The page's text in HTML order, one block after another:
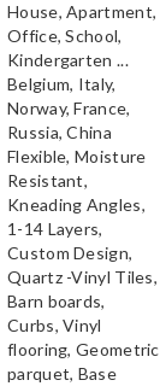
House, Apartment,
Office, School,
Kindergarten ...
Belgium, Italy,
Norway, France,
Russia, China
Flexible, Moisture
Resistant,
Kneading Angles,
1-14 Layers,
Custom Design,
Quartz -Vinyl Tiles,
Barn boards,
Curbs, Vinyl
flooring, Geometric
parquet, Base